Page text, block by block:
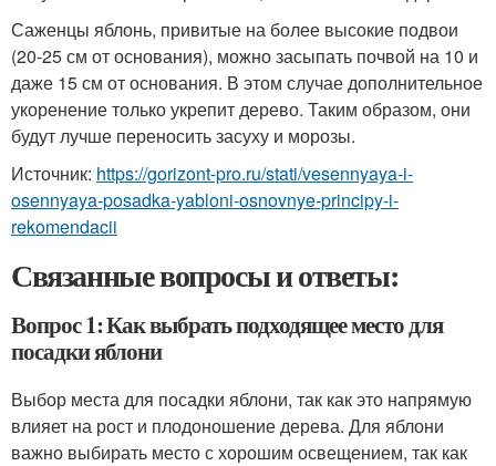
Саженцы яблонь, привитые на более высокие подвои
(20-25 см от основания), можно засыпать почвой на 10 и
даже 15 см от основания. В этом случае дополнительное
укоренение только укрепит дерево. Таким образом, они
будут лучше переносить засуху и морозы.
Источник: https://gorizont-pro.ru/stati/vesennyaya-i-
osennyaya-posadka-yabloni-osnovnye-principy-i-
rekomendacii
Связанные вопросы и ответы:
Вопрос 1: Как выбрать подходящее место для
посадки яблони
Выбор места для посадки яблони, так как это напрямую
влияет на рост и плодоношение дерева. Для яблони
важно выбирать место с хорошим освещением, так как